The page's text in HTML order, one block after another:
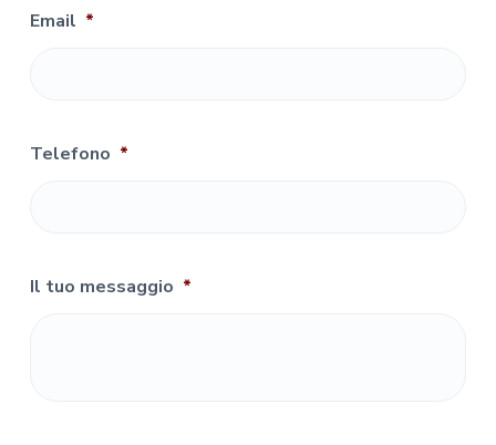
Email *
Telefono *
Il tuo messaggio *